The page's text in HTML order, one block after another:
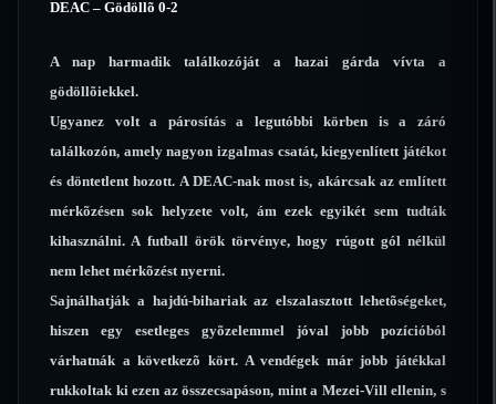
DEAC – Gödöllõ 0-2
A nap harmadik találkozóját a hazai gárda vívta a
gödöllõiekkel.
Ugyanez volt a párosítás a legutóbbi körben is a záró
találkozón, amely nagyon izgalmas csatát, kiegyenlített játékot
és döntetlent hozott. A DEAC-nak most is, akárcsak az említett
mérkõzésen sok helyzete volt, ám ezek egyikét sem tudták
kihasználni. A futball örök törvénye, hogy rúgott gól nélkül
nem lehet mérkõzést nyerni.
Sajnálhatják a hajdú-bihariak az elszalasztott lehetõségeket,
hiszen egy esetleges gyõzelemmel jóval jobb pozícióból
várhatnák a következõ kört. A vendégek már jobb játékkal
rukkoltak ki ezen az összecsapáson, mint a Mezei-Vill ellenin, s